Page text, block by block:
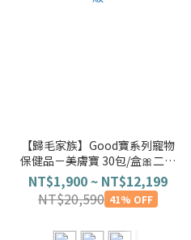
【歸毛家族】Good寶系列寵物
保健品－美膚寶 30包/盒🎀二代
升級
NT$1,900 ~ NT$12,199
NT$20,590 41% OFF